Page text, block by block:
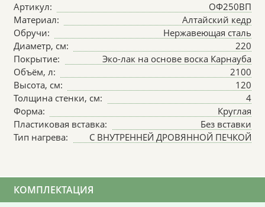
Артикул:
ОФ250ВП
Материал:
Алтайский кедр
Обручи:
Нержавеющая сталь
Диаметр, см:
220
Покрытие:
Эко-лак на основе воска Карнауба
Объём, л:
2100
Высота, см:
120
Толщина стенки, см:
4
Форма:
Круглая
Пластиковая вставка:
Без вставки
Тип нагрева:
С ВНУТРЕННЕЙ ДРОВЯННОЙ ПЕЧКОЙ
КОМПЛЕКТАЦИЯ